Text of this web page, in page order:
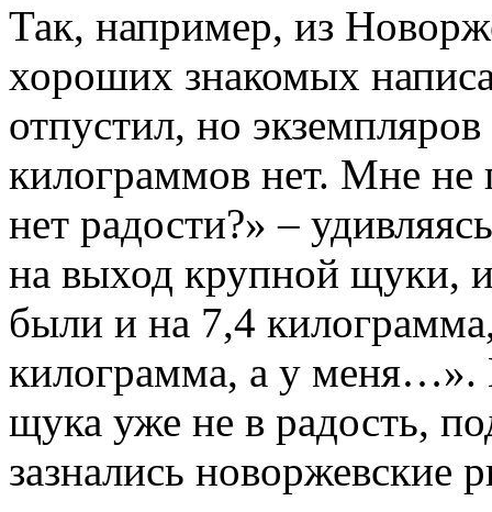
Так, например, из
хороших знакомых
отпустил, но
килограммов нет. Мне
нет радости?» –
на выход крупной щуки,
были и на 7,4
килограмма, а у меня…».
щука уже не в радость,
зазнались новоржевские